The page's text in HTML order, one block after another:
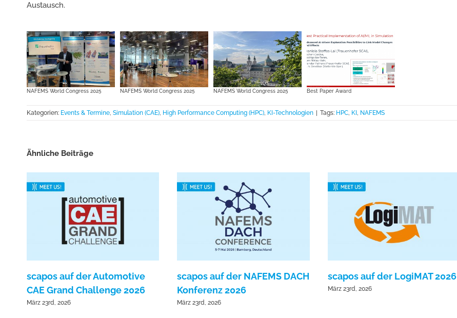
Austausch.
NAFEMS World Congress 2025 NAFEMS World Congress 2025 NAFEMS World Congress 2025 Best Paper Award
Kategorien: Events & Termine, Simulation (CAE), High Performance Computing (HPC), KI-Technologien Tags: HPC, KI , NAFEMS
Ähnliche Beiträge
scapos auf der Automotive
CAE Grand Challenge 2026
März 23rd, 2026
scapos auf der NAFEMS DACH
Konferenz 2026
März 23rd, 2026
scapos auf der LogiMAT 2026
März 23rd, 2026